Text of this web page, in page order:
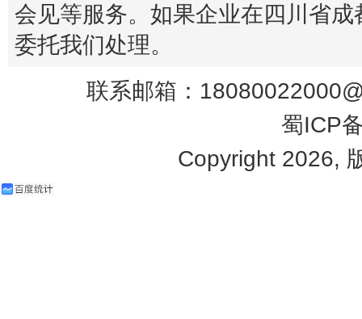
会见等服务。如果企业在四川省
委托我们处理。
联系邮箱：
蜀ICP
Copyright 2026,